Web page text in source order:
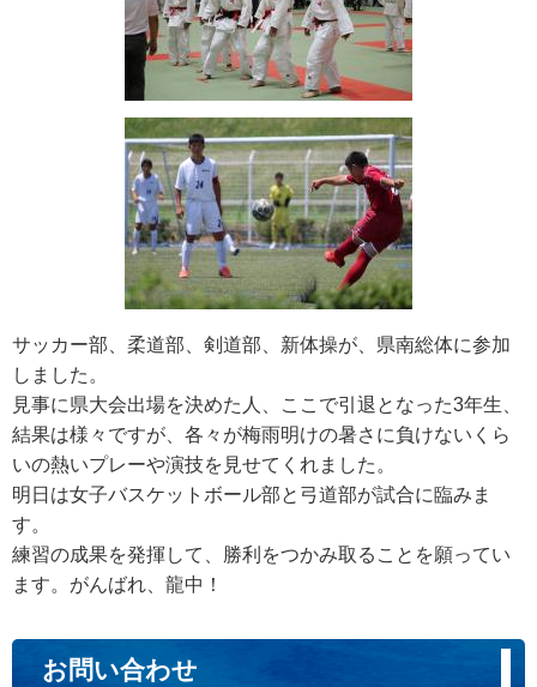
サッカー部、柔道部、剣道部、新体操が、県南総体に参加
しました。
見事に県大会出場を決めた人、ここで引退となった3年生、
結果は様々ですが、各々が梅雨明けの暑さに負けないくら
いの熱いプレーや演技を見せてくれました。
明日は女子バスケットボール部と弓道部が試合に臨みま
す。
練習の成果を発揮して、勝利をつかみ取ることを願ってい
ます。がんばれ、龍中！
お問い合わせ